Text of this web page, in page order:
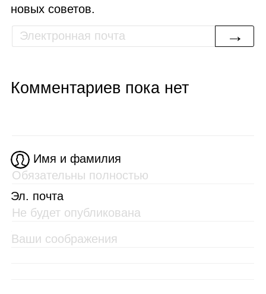
новых советов.
→
Комментариев пока нет
Имя и фамилия
Эл. почта